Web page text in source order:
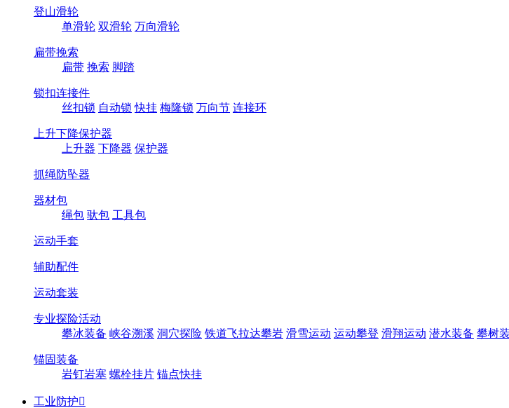
登山滑轮
单滑轮 双滑轮 万向滑轮
扁带挽索
扁带 挽索 脚踏
锁扣连接件
丝扣锁 自动锁 快挂 梅隆锁 万向节 连接环
上升下降保护器
上升器 下降器 保护器
抓绳防坠器
器材包
绳包 驮包 工具包
运动手套
辅助配件
运动套装
专业探险活动
攀冰装备 峡谷溯溪 洞穴探险 铁道飞拉达攀岩 滑雪运动 运动攀登 滑翔运动 潜水装备 攀树
锚固装备
岩钉岩塞 螺栓挂片 锚点快挂
工业防护